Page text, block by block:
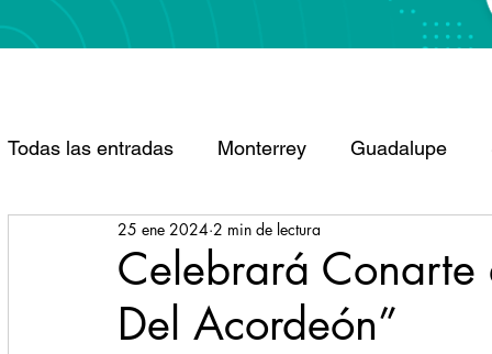
Todas las entradas Monterrey Guadalupe
Santa Catarina San Pedro Garza Garcia
Espectaculos Clima Principal
Celebrará Conarte
Del Acordeón”
25 ene 2024 2 min de lectura